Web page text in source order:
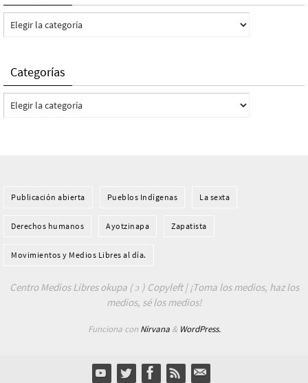
Categorías
Categorías
Categorías
Publicación abierta Pueblos Indí­genas La sexta
Derechos humanos Ayotzinapa Zapatista
Movimientos y Medios Libres al día.
Centro Medios Libres okupa ( ɔ ) Copyleft | ¡Toma los medios, haz los
medios, sé los medios!
Funciona con Nirvana& WordPress.